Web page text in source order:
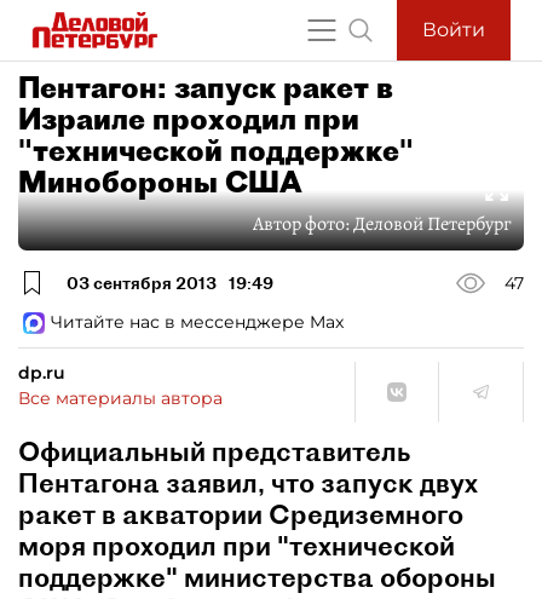
Войти
Пентагон: запуск ракет в
Израиле проходил при
"технической поддержке"
Минобороны США
Автор фото:Деловой Петербург
03 сентября 2013 19:49
47
Читайте нас в мессенджере Max
dp.ru
Все материалы автора
Официальный представитель
Пентагона заявил, что запуск двух
ракет в акватории Средиземного
моря проходил при "технической
поддержке" министерства обороны